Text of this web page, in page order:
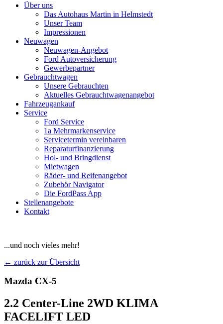
Über uns
Das Autohaus Martin in Helmstedt
Unser Team
Impressionen
Neuwagen
Neuwagen-Angebot
Ford Autoversicherung
Gewerbepartner
Gebrauchtwagen
Unsere Gebrauchten
Aktuelles Gebrauchtwagenangebot
Fahrzeugankauf
Service
Ford Service
1a Mehrmarkenservice
Servicetermin vereinbaren
Reparaturfinanzierung
Hol- und Bringdienst
Mietwagen
Räder- und Reifenangebot
Zubehör Navigator
Die FordPass App
Stellenangebote
Kontakt
...und noch vieles mehr!
← zurück zur Übersicht
Mazda CX-5
2.2 Center-Line 2WD KLIMA
FACELIFT LED